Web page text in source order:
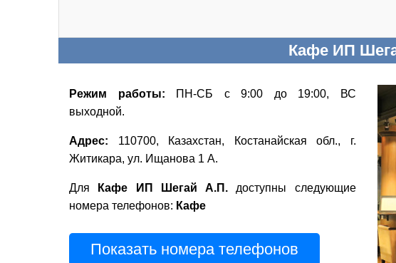
Кафе ИП
Режим работы: ПН-СБ с 9:00 до 19:00, ВС
выходной.
Адрес: 110700, Казахстан, Костанайская обл., г.
Житикара, ул. Ищанова 1 А.
Для Кафе ИП Шегай А.П. доступны следующие
номера телефонов: Кафе
Показать номера телефонов